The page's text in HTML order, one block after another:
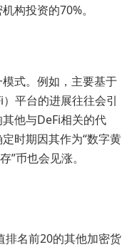
构投资的70%。
式。例如，主要基于
平台的进展往往会引
他与DeFi相关的代
时期因其作为“数字黄
”币也会见涨。
排名前20的其他加密货